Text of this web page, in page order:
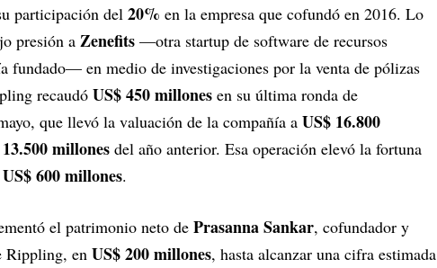
participación del 20% en la empresa que cofundó en 2016. Lo
presión a Zenefits —otra startup de software de recursos
fundado— en medio de investigaciones por la venta de pólizas
recaudó US$ 450 millones en su última ronda de
que llevó la valuación de la compañía a US$ 16.800
millones del año anterior. Esa operación elevó la fortuna
US$ 600 millones.
el patrimonio neto de Prasanna Sankar, cofundador y
Rippling, en US$ 200 millones, hasta alcanzar una cifra estimada